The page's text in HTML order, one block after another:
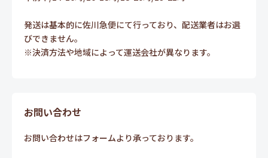
発送は基本的に佐川急便にて行っており、配送業者はお選
びできません。
※決済方法や地域によって運送会社が異なります。
お問い合わせ
お問い合わせはフォームより承っております。